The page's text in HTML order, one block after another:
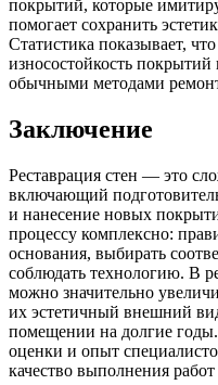
покрытий, которые
помогает сохранить
Статистика показывает,
износостойкость
обычными методами
Заключение
Реставрация стен — это
включающий
и нанесение новых
процессу комплексно:
основания, выбирать
соблюдать технологию. В
можно значительно
их эстетичный внешний
помещении на долгие
оценки и опыт
качество выполнения